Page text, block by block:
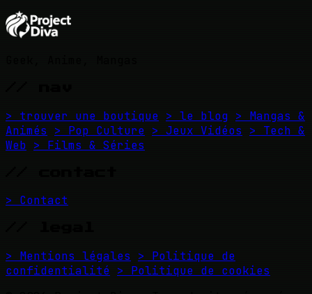
> trouver une boutique > le blog > Mangas &
Animés
> Pop Culture > Jeux Vidéos
> Tech &
Web > Films & Séries
> Contact
> Mentions légales
> Politique de
confidentialité > Politique de cookies